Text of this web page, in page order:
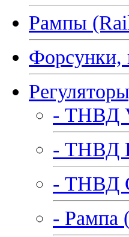
Рампы
Форсунки,
- ТНВД
- ТНВД
- ТНВД
- Рампа